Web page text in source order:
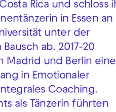
Rica und schloss
in Essen an
unter der
ab. 2017-20
Madrid und Berlin
in Emotionaler
Coaching.
als Tänzerin führten